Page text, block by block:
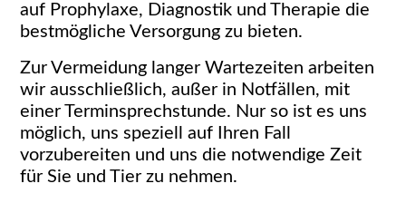
auf Prophylaxe, Diagnostik und Therapie die
bestmögliche Versorgung zu bieten.
Zur Vermeidung langer Wartezeiten arbeiten
wir ausschließlich, außer in Notfällen, mit
einer Terminsprechstunde. Nur so ist es uns
möglich, uns speziell auf Ihren Fall
vorzubereiten und uns die notwendige Zeit
für Sie und Tier zu nehmen.